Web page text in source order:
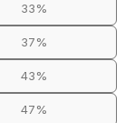
33%
37%
43%
47%